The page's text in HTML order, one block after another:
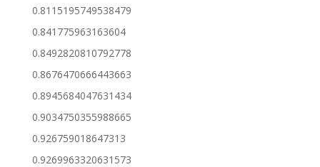
0.8115195749538479
0.841775963163604
0.8492820810792778
0.8676470666443663
0.8945684047631434
0.9034750355988665
0.926759018647313
0.9269963320631573